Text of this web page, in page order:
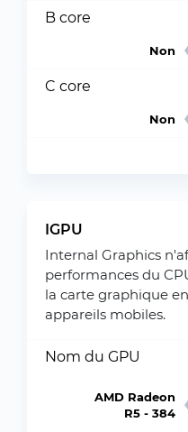
B core
Non
C core
Non
IGPU
Internal Graphics
performances du
la carte graphique
appareils mobiles.
Nom du GPU
AMD Radeon
R5 - 384